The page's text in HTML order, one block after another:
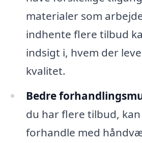
materialer som
indhente flere tilbud
indsigt i, hvem der
kvalitet.
Bedre
du har flere tilbud,
forhandle med